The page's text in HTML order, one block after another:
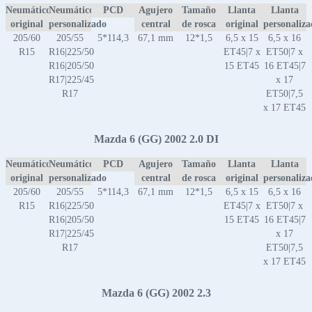
Neumático
original
Neumático
personalizado
PCD
Agujero
central
Tamaño
de rosca
Llanta
original
Llanta
205/60
R15
205/55
R16|225/50
R16|205/50
R17|225/45
R17
5*114,3 67,1 mm 12*1,5
6,5 x 15
ET45|7 x
15 ET45
6,5 x 16
ET50|7 x
16 ET45|7
x 17
ET50|7,5
x 17 ET45
Mazda 6 (GG) 2002 2.0 DI
Neumático
original
Neumático
personalizado
PCD
Agujero
central
Tamaño
de rosca
Llanta
original
Llanta
205/60
R15
205/55
R16|225/50
R16|205/50
R17|225/45
R17
5*114,3 67,1 mm 12*1,5
6,5 x 15
ET45|7 x
15 ET45
6,5 x 16
ET50|7 x
16 ET45|7
x 17
ET50|7,5
x 17 ET45
Mazda 6 (GG) 2002 2.3